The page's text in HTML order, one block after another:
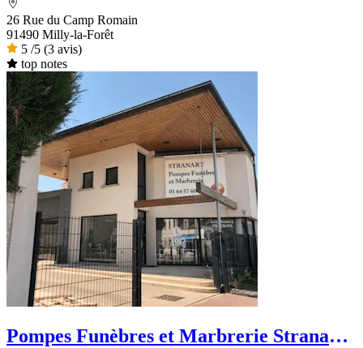
26 Rue du Camp Romain
91490 Milly-la-Forêt
5 /5 (3 avis)
top notes
Pompes Funèbres et Marbrerie Stranart -